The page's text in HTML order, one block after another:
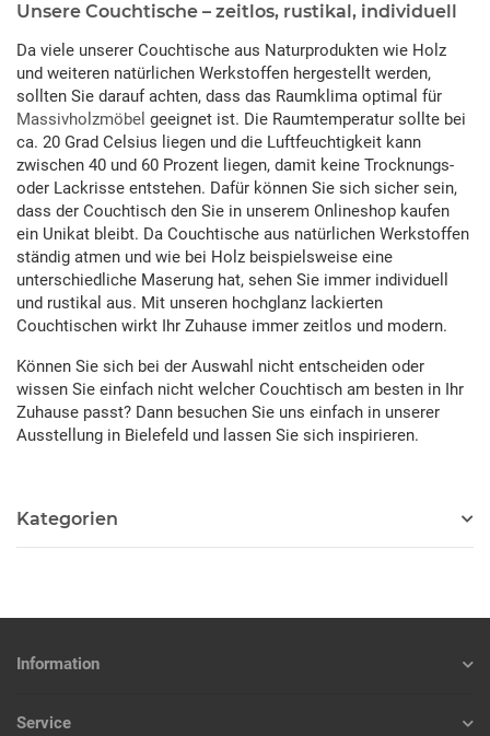
Unsere Couchtische – zeitlos, rustikal, individuell
Da viele unserer Couchtische aus Naturprodukten wie Holz
und weiteren natürlichen Werkstoffen hergestellt werden,
sollten Sie darauf achten, dass das Raumklima optimal für
Massivholzmöbel geeignet ist. Die Raumtemperatur sollte bei
ca. 20 Grad Celsius liegen und die Luftfeuchtigkeit kann
zwischen 40 und 60 Prozent liegen, damit keine Trocknungs-
oder Lackrisse entstehen. Dafür können Sie sich sicher sein,
dass der Couchtisch den Sie in unserem Onlineshop kaufen
ein Unikat bleibt. Da Couchtische aus natürlichen Werkstoffen
ständig atmen und wie bei Holz beispielsweise eine
unterschiedliche Maserung hat, sehen Sie immer individuell
und rustikal aus. Mit unseren hochglanz lackierten
Couchtischen wirkt Ihr Zuhause immer zeitlos und modern.
Können Sie sich bei der Auswahl nicht entscheiden oder
wissen Sie einfach nicht welcher Couchtisch am besten in Ihr
Zuhause passt? Dann besuchen Sie uns einfach in unserer
Ausstellung in Bielefeld und lassen Sie sich inspirieren.
Kategorien
Information
Service